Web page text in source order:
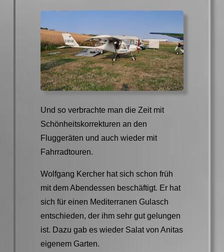
Und so verbrachte man die Zeit mit
Schönheitskorrekturen an den
Fluggeräten und auch wieder mit
Fahrradtouren.
Wolfgang Kercher hat sich schon früh
mit dem Abendessen beschäftigt. Er hat
sich für einen Mediterranen Gulasch
entschieden, der ihm sehr gut gelungen
ist. Dazu gab es wieder Salat von Anitas
eigenem Garten.